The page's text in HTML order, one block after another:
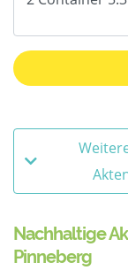
Nachhaltige
Pinneberg